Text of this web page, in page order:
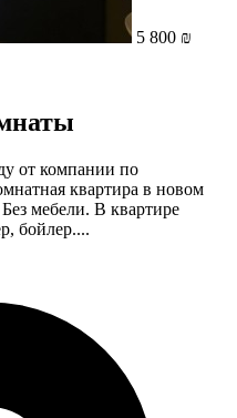
5 800 ₪
от компании по
квартира в новом
мебели. В квартире
бойлер....